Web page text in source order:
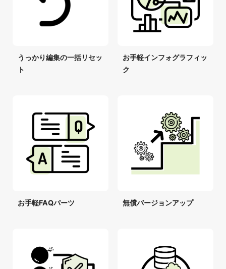
うっかり編集の一括リセッ
ト
お手軽インフォグラフィッ
ク
お手軽FAQパーツ 無償バージョンアップ